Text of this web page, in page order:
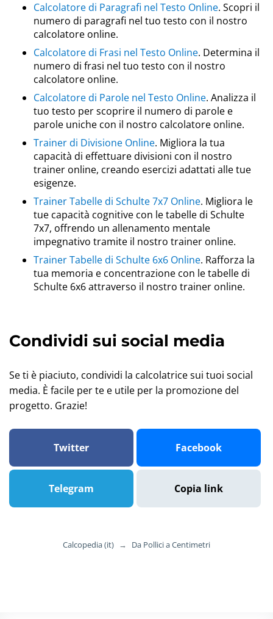
Calcolatore di Paragrafi nel Testo Online. Scopri il
numero di paragrafi nel tuo testo con il nostro
calcolatore online.
Calcolatore di Frasi nel Testo Online. Determina il
numero di frasi nel tuo testo con il nostro
calcolatore online.
Calcolatore di Parole nel Testo Online. Analizza il
tuo testo per scoprire il numero di parole e
parole uniche con il nostro calcolatore online.
Trainer di Divisione Online. Migliora la tua
capacità di effettuare divisioni con il nostro
trainer online, creando esercizi adattati alle tue
esigenze.
Trainer Tabelle di Schulte 7x7 Online. Migliora le
tue capacità cognitive con le tabelle di Schulte
7x7, offrendo un allenamento mentale
impegnativo tramite il nostro trainer online.
Trainer Tabelle di Schulte 6x6 Online. Rafforza la
tua memoria e concentrazione con le tabelle di
Schulte 6x6 attraverso il nostro trainer online.
Condividi sui social media
Se ti è piaciuto, condividi la calcolatrice sui tuoi social
media. È facile per te e utile per la promozione del
progetto. Grazie!
Twitter Facebook
Telegram Copia link
Calcopedia (it) → Da Pollici a Centimetri